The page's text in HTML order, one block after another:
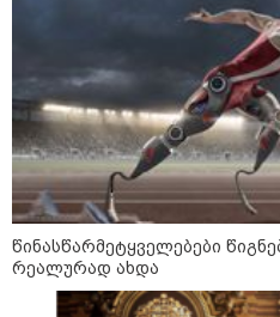
რუსული
წინასწარმეტყველებები
რეალურად ახდა